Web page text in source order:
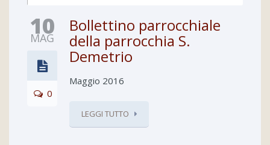
10
MAG
0
Bollettino parrocchiale
della parrocchia S.
Demetrio
Maggio 2016
LEGGI TUTTO